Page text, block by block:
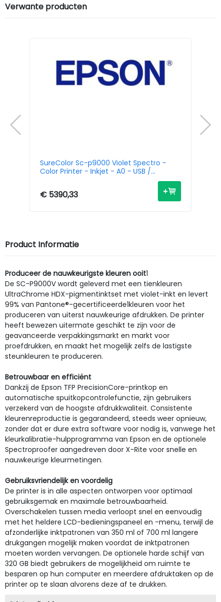
Verwante producten
SureColor Sc-p9000 Violet Spectro -
Color Printer - Inkjet - A0 - USB /
€ 5390,33
Product Informatie
Produceer de nauwkeurigste kleuren ooit1
De SC-P9000V wordt geleverd met een tienkleuren
UltraChrome HDX-pigmentinktset met violet-inkt en levert
99% van Pantone®-gecertificeerde1kleuren voor het
produceren van uiterst nauwkeurige afdrukken. De printer
heeft bewezen uitermate geschikt te zijn voor de
geavanceerde verpakkingsmarkt en markt voor
proefdrukken, en maakt het mogelijk zelfs de lastigste
steunkleuren te produceren.
Betrouwbaar en efficiënt
Dankzij de Epson TFP PrecisionCore-printkop en
automatische spuitkopcontrolefunctie, zijn gebruikers
verzekerd van de hoogste afdrukkwaliteit. Consistente
kleurenreproductie is gegarandeerd, steeds weer opnieuw,
zonder dat er dure extra software voor nodig is, vanwege het
kleurkalibratie-hulpprogramma van Epson en de optionele
Spectroproofer aangedreven door X-Rite voor snelle en
nauwkeurige kleurmetingen.
Gebruiksvriendelijk en voordelig
De printer is in alle aspecten ontworpen voor optimaal
gebruiksgemak en maximale betrouwbaarheid.
Overschakelen tussen media verloopt snel en eenvoudig
met het heldere LCD-bedieningspaneel en -menu, terwijl de
afzonderlijke inktpatronen van 350 ml of 700 ml langere
drukgangen mogelijk maken voordat de inktpatronen
moeten worden vervangen. De optionele harde schijf van
320 GB biedt gebruikers de mogelijkheid om ruimte te
besparen op hun computer en meerdere afdruktaken op de
printer op te slaan alvorens deze af te drukken.